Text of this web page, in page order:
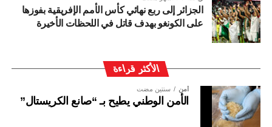
الجزائر إلى ربع نهائي كأس الأمم الإفريقية بفوزها
على الكونغو بهدف قاتل في اللحظات الأخيرة
الأكثر قراءة
أمن سنتين مضت
الأمن الوطني يطيح بـ “صانع الكريستال”